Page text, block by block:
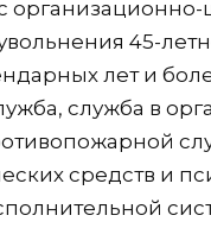
с
45-
лет и
служба в
средств и